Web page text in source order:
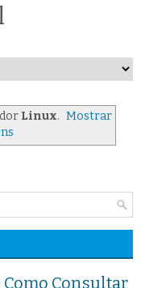
Linux. Mostrar
Consultar